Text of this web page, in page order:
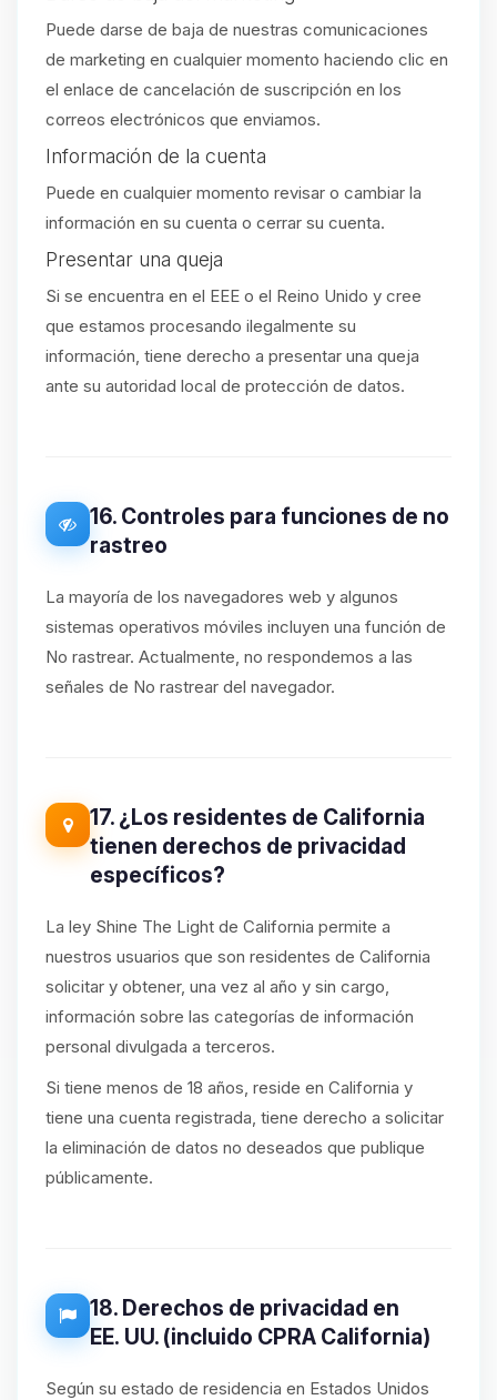
Puede darse de baja de nuestras comunicaciones
de marketing en cualquier momento haciendo clic en
el enlace de cancelación de suscripción en los
correos electrónicos que enviamos.
Información de la cuenta
Puede en cualquier momento revisar o cambiar la
información en su cuenta o cerrar su cuenta.
Presentar una queja
Si se encuentra en el EEE o el Reino Unido y cree
que estamos procesando ilegalmente su
información, tiene derecho a presentar una queja
ante su autoridad local de protección de datos.
16. Controles para funciones de no
rastreo
La mayoría de los navegadores web y algunos
sistemas operativos móviles incluyen una función de
No rastrear. Actualmente, no respondemos a las
señales de No rastrear del navegador.
17. ¿Los residentes de California
tienen derechos de privacidad
específicos?
La ley Shine The Light de California permite a
nuestros usuarios que son residentes de California
solicitar y obtener, una vez al año y sin cargo,
información sobre las categorías de información
personal divulgada a terceros.
Si tiene menos de 18 años, reside en California y
tiene una cuenta registrada, tiene derecho a solicitar
la eliminación de datos no deseados que publique
públicamente.
18. Derechos de privacidad en
EE. UU. (incluido CPRA California)
Según su estado de residencia en Estados Unidos